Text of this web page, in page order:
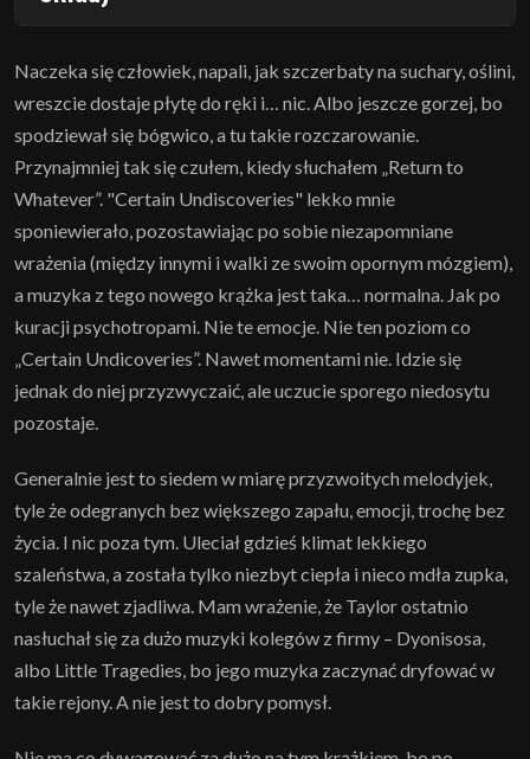
Naczeka się człowiek, napali, jak szczerbaty na suchary, oślini,
wreszcie dostaje płytę do ręki i… nic. Albo jeszcze gorzej, bo
spodziewał się bógwico, a tu takie rozczarowanie.
Przynajmniej tak się czułem, kiedy słuchałem „Return to
Whatever”. "Certain Undiscoveries" lekko mnie
sponiewierało, pozostawiając po sobie niezapomniane
wrażenia (między innymi i walki ze swoim opornym mózgiem),
a muzyka z tego nowego krążka jest taka… normalna. Jak po
kuracji psychotropami. Nie te emocje. Nie ten poziom co
„Certain Undicoveries”. Nawet momentami nie. Idzie się
jednak do niej przyzwyczaić, ale uczucie sporego niedosytu
pozostaje.
Generalnie jest to siedem w miarę przyzwoitych melodyjek,
tyle że odegranych bez większego zapału, emocji, trochę bez
życia. I nic poza tym. Uleciał gdzieś klimat lekkiego
szaleństwa, a została tylko niezbyt ciepła i nieco mdła zupka,
tyle że nawet zjadliwa. Mam wrażenie, że Taylor ostatnio
nasłuchał się za dużo muzyki kolegów z firmy – Dyonisosa,
albo Little Tragedies, bo jego muzyka zaczynać dryfować w
takie rejony. A nie jest to dobry pomysł.